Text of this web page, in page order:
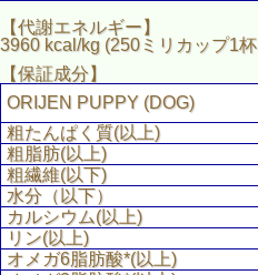
【代謝エネルギー】
3960 kcal/kg (250ミリカップ1
【保証成分】
ORIJEN PUPPY (DOG)
粗たんぱく質(以上)
粗脂肪(以上)
粗繊維(以下)
水分（以下）
カルシウム(以上)
リン(以上)
オメガ6脂肪酸*(以上)